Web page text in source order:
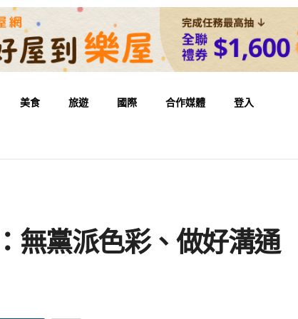
美食 旅遊 國際 合作媒體 登入
無黨派色彩、做好溝通